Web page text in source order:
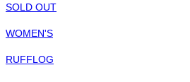
SOLD OUT
WOMEN'S
RUFFLOG